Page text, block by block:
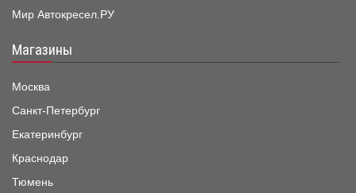
Мир Автокресел.РУ
Магазины
Москва
Санкт-Петербург
Екатеринбург
Краснодар
Тюмень